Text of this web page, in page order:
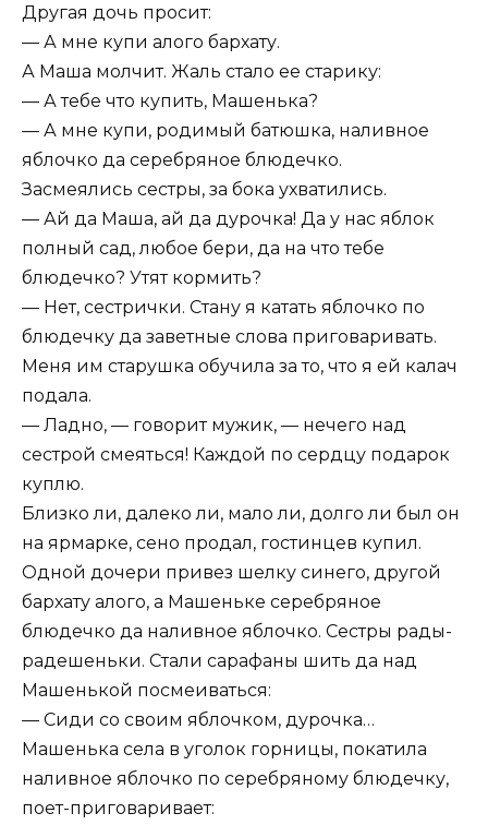
Другая дочь просит:
— А мне купи алого бархату.
А Маша молчит. Жаль стало ее старику:
— А тебе что купить, Машенька?
— А мне купи, родимый батюшка, наливное
яблочко да серебряное блюдечко.
Засмеялись сестры, за бока ухватились.
— Ай да Маша, ай да дурочка! Да у нас яблок
полный сад, любое бери, да на что тебе
блюдечко? Утят кормить?
— Нет, сестрички. Стану я катать яблочко по
блюдечку да заветные слова приговаривать.
Меня им старушка обучила за то, что я ей калач
подала.
— Ладно, — говорит мужик, — нечего над
сестрой смеяться! Каждой по сердцу подарок
куплю.
Близко ли, далеко ли, мало ли, долго ли был он
на ярмарке, сено продал, гостинцев купил.
Одной дочери привез шелку синего, другой
бархату алого, а Машеньке серебряное
блюдечко да наливное яблочко. Сестры рады-
радешеньки. Стали сарафаны шить да над
Машенькой посмеиваться:
— Сиди со своим яблочком, дурочка…
Машенька села в уголок горницы, покатила
наливное яблочко по серебряному блюдечку,
поет-приговаривает: